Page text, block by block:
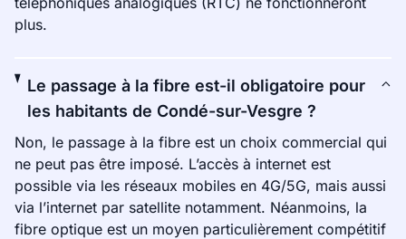
plus.
Le passage à la fibre est-il obligatoire pour
les habitants de Condé-sur-Vesgre ?
Non, le passage à la fibre est un choix commercial qui
ne peut pas être imposé. L’accès à internet est
possible via les réseaux mobiles en 4G/5G, mais aussi
via l’internet par satellite notamment. Néanmoins, la
fibre optique est un moyen particulièrement compétitif